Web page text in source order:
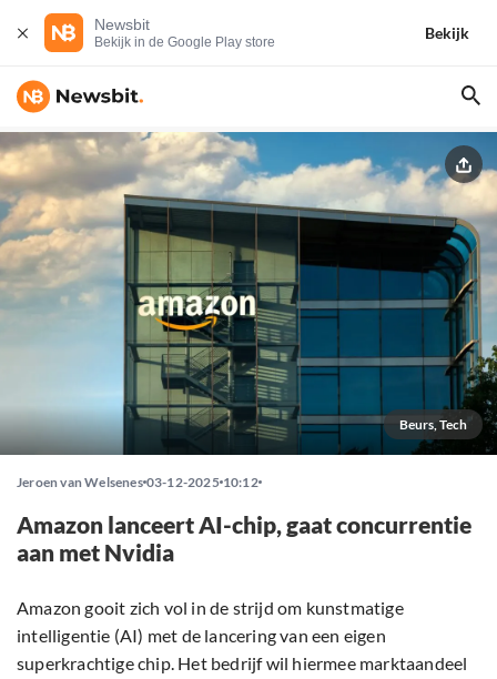
Newsbit
Bekijk in de Google Play store
Bekijk
Beurs, Tech
Jeroen van Welsenes 03-12-2025 10:12
Amazon lanceert AI-chip, gaat concurrentie
aan met Nvidia
Amazon gooit zich vol in de strijd om kunstmatige
intelligentie (AI) met de lancering van een eigen
superkrachtige chip. Het bedrijf wil hiermee marktaandeel